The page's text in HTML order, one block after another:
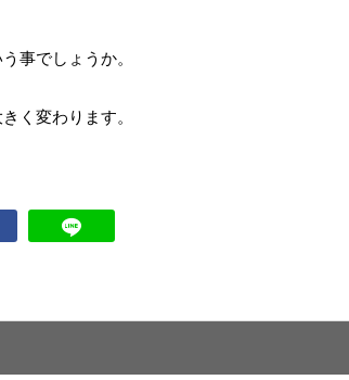
事でしょうか。
く変わります。